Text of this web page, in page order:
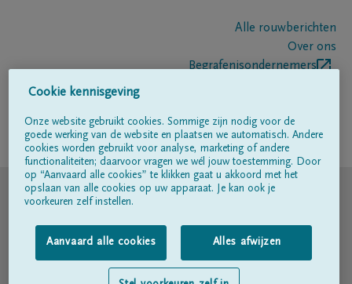
Alle rouwberichten
Over ons
Begrafenisondernemers
Volg ons op
© DELA
Gebruiksvoorwaarden
Privacyverklaring
Cookie kennisgeving
Onze website gebruikt cookies. Sommige zijn nodig voor de
goede werking van de website en plaatsen we automatisch. Andere
cookies worden gebruikt voor analyse, marketing of andere
functionaliteiten; daarvoor vragen we wél jouw toestemming. Door
op “Aanvaard alle cookies” te klikken gaat u akkoord met het
opslaan van alle cookies op uw apparaat. Je kan ook je
voorkeuren zelf instellen.
Aanvaard alle cookies Alles afwijzen